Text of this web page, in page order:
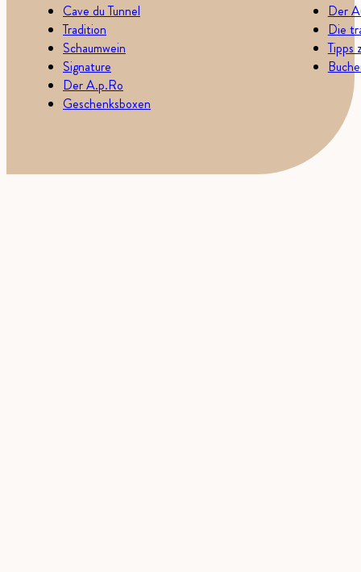
Cave du Tunnel
Tradition
Schaumwein
Signature
Der A.p.Ro
Geschenksboxen
Der
Die
Tipps